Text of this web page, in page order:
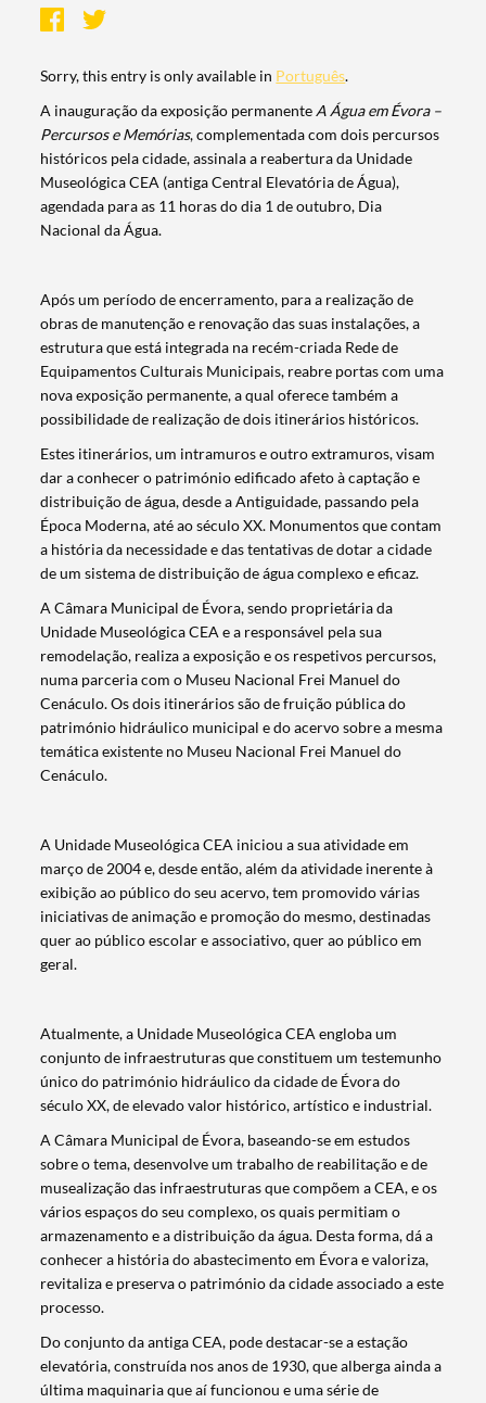
Search term
Categories
Filters
Sorry, this entry is only available in Português.
A inauguração da exposição permanente A Água em Évora –
Percursos e Memórias, complementada com dois percursos
históricos pela cidade, assinala a reabertura da Unidade
Museológica CEA (antiga Central Elevatória de Água),
agendada para as 11 horas do dia 1 de outubro, Dia
Nacional da Água.
Após um período de encerramento, para a realização de
obras de manutenção e renovação das suas instalações, a
estrutura que está integrada na recém-criada Rede de
Equipamentos Culturais Municipais, reabre portas com uma
nova exposição permanente, a qual oferece também a
possibilidade de realização de dois itinerários históricos.
Estes itinerários, um intramuros e outro extramuros, visam
dar a conhecer o património edificado afeto à captação e
distribuição de água, desde a Antiguidade, passando pela
Época Moderna, até ao século XX. Monumentos que contam
a história da necessidade e das tentativas de dotar a cidade
de um sistema de distribuição de água complexo e eficaz.
A Câmara Municipal de Évora, sendo proprietária da
Unidade Museológica CEA e a responsável pela sua
remodelação, realiza a exposição e os respetivos percursos,
numa parceria com o Museu Nacional Frei Manuel do
Cenáculo. Os dois itinerários são de fruição pública do
património hidráulico municipal e do acervo sobre a mesma
temática existente no Museu Nacional Frei Manuel do
Cenáculo.
A Unidade Museológica CEA iniciou a sua atividade em
março de 2004 e, desde então, além da atividade inerente à
exibição ao público do seu acervo, tem promovido várias
iniciativas de animação e promoção do mesmo, destinadas
quer ao público escolar e associativo, quer ao público em
geral.
Atualmente, a Unidade Museológica CEA engloba um
conjunto de infraestruturas que constituem um testemunho
único do património hidráulico da cidade de Évora do
século XX, de elevado valor histórico, artístico e industrial.
A Câmara Municipal de Évora, baseando-se em estudos
sobre o tema, desenvolve um trabalho de reabilitação e de
musealização das infraestruturas que compõem a CEA, e os
vários espaços do seu complexo, os quais permitiam o
armazenamento e a distribuição da água. Desta forma, dá a
conhecer a história do abastecimento em Évora e valoriza,
revitaliza e preserva o património da cidade associado a este
processo.
Do conjunto da antiga CEA, pode destacar-se a estação
elevatória, construída nos anos de 1930, que alberga ainda a
última maquinaria que aí funcionou e uma série de